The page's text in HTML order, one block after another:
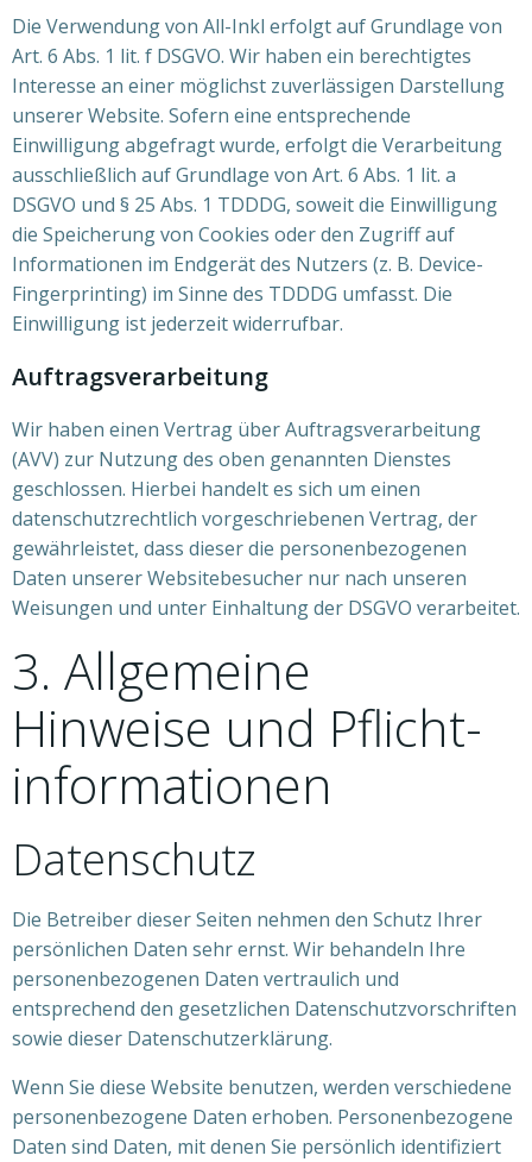
Die Verwendung von All-Inkl erfolgt auf Grundlage von
Art. 6 Abs. 1 lit. f DSGVO. Wir haben ein berechtigtes
Interesse an einer möglichst zuverlässigen Darstellung
unserer Website. Sofern eine entsprechende
Einwilligung abgefragt wurde, erfolgt die Verarbeitung
ausschließlich auf Grundlage von Art. 6 Abs. 1 lit. a
DSGVO und § 25 Abs. 1 TDDDG, soweit die Einwilligung
die Speicherung von Cookies oder den Zugriff auf
Informationen im Endgerät des Nutzers (z. B. Device-
Fingerprinting) im Sinne des TDDDG umfasst. Die
Einwilligung ist jederzeit widerrufbar.
Auftragsverarbeitung
Wir haben einen Vertrag über Auftragsverarbeitung
(AVV) zur Nutzung des oben genannten Dienstes
geschlossen. Hierbei handelt es sich um einen
datenschutzrechtlich vorgeschriebenen Vertrag, der
gewährleistet, dass dieser die personenbezogenen
Daten unserer Websitebesucher nur nach unseren
Weisungen und unter Einhaltung der DSGVO verarbeitet.
3. Allgemeine
Hinweise und Pflicht­
informationen
Datenschutz
Die Betreiber dieser Seiten nehmen den Schutz Ihrer
persönlichen Daten sehr ernst. Wir behandeln Ihre
personenbezogenen Daten vertraulich und
entsprechend den gesetzlichen Datenschutzvorschriften
sowie dieser Datenschutzerklärung.
Wenn Sie diese Website benutzen, werden verschiedene
personenbezogene Daten erhoben. Personenbezogene
Daten sind Daten, mit denen Sie persönlich identifiziert